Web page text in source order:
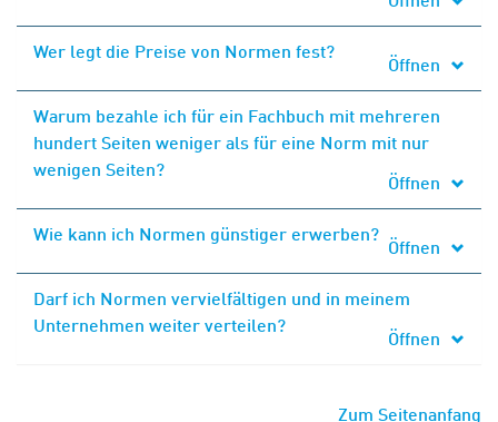
Wer legt die Preise von Normen fest?
Öffnen
Warum bezahle ich für ein Fachbuch mit mehreren
hundert Seiten weniger als für eine Norm mit nur
wenigen Seiten?
Öffnen
Wie kann ich Normen günstiger erwerben?
Öffnen
Darf ich Normen vervielfältigen und in meinem
Unternehmen weiter verteilen?
Öffnen
Zum Seitenanfang